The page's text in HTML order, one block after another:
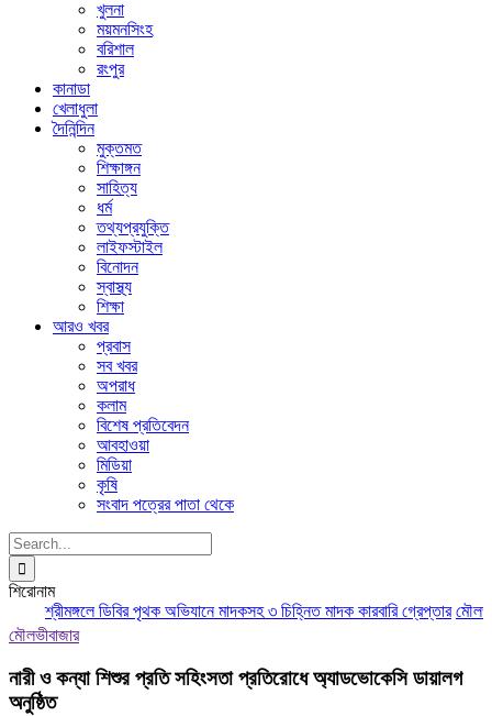
খুলনা
ময়মনসিংহ
বরিশাল
রংপুর
কানাডা
খেলাধুলা
দৈনিন্দিন
মুক্তমত
শিক্ষাঙ্গন
সাহিত্য
ধর্ম
তথ্যপ্রযুক্তি
লাইফস্টাইল
বিনোদন
স্বাস্থ্য
শিক্ষা
আরও খবর
প্রবাস
সব খবর
অপরাধ
কলাম
বিশেষ প্রতিবেদন
আবহাওয়া
মিডিয়া
কৃষি
সংবাদ পত্রের পাতা থেকে
Search
for:
শিরোনাম
শ্রীমঙ্গলে ডিবির পৃথক অভিযানে মাদকসহ ৩ চিহ্নিত মাদক কারবারি গ্রেপ্তার
মৌলভীবাজার
নারী ও কন্যা শিশুর প্রতি সহিংসতা প্রতিরোধে অ্যাডভোকেসি ডায়ালগ
অনুষ্ঠিত